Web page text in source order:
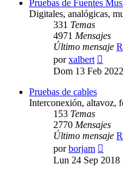
Pruebas de Fuentes
Digitales, analógicas,
331 Temas
4971 Mensajes
Último mensaje
porxalbert
último
Dom 13 Feb
Pruebas de cables
Interconexión, altavoz,
153 Temas
2770 Mensajes
Último mensaje
porborjam
último
Lun 24 Sep 2018